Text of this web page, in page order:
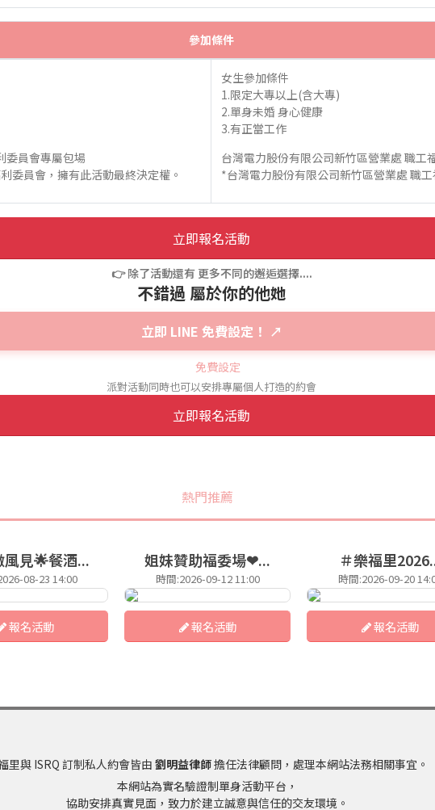
參加條件
委員會專屬包場
委員會，擁有此活動最終決定權。
女生參加條件
1.限定大專以上(含大專)
2.單身未婚 身心健康
3.有正當工作
台灣電力股份有限公司新竹區營業處 職工
*台灣電力股份有限公司新竹區營業處 職
立即報名活動
👉 除了活動還有 更多不同的邂逅選擇....
不錯過 屬於你的他她
立即 LINE 免費設定！ ↗
派對活動同時也可以安排專屬個人打造的約會
立即報名活動
熱門推薦
風見🌟餐酒...
08-23 14:00
報名活動
姐妹贊助福委場❤...
時間:2026-09-12 11:00
報名活動
＃樂福里
時間:2026-09-20
報名活動
里與 ISRQ 訂制私人約會皆由 劉明益律師擔任法律顧問，處理本網站法務相關事宜。
本網站為實名驗證制單身活動平台，
協助安排真實見面，致力於建立誠意與信任的交友環境。